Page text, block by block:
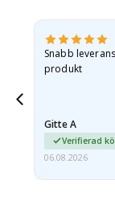
Snabb
produkt
Gitte A
Verifierad
06.08.2026